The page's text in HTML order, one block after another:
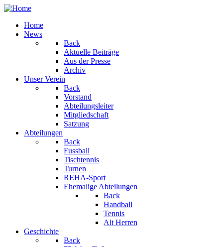
Home
News
Back
Aktuelle Beiträge
Aus der Presse
Archiv
Unser Verein
Back
Vorstand
Abteilungsleiter
Mitgliedschaft
Satzung
Abteilungen
Back
Fussball
Tischtennis
Turnen
REHA-Sport
Ehemalige Abteilungen
Back
Handball
Tennis
Alt Herren
Geschichte
Back